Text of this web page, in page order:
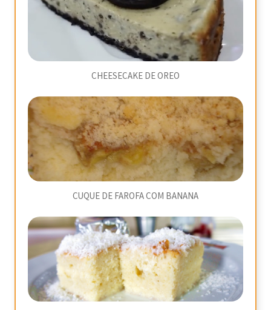
CHEESECAKE DE OREO
CUQUE DE FAROFA COM BANANA